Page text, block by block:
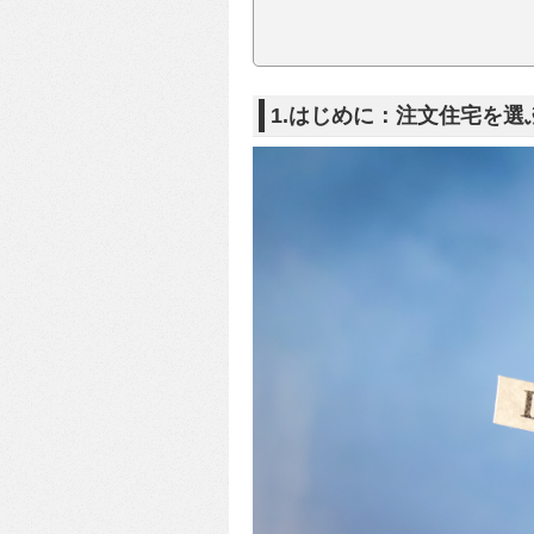
1.はじめに：注文住宅を